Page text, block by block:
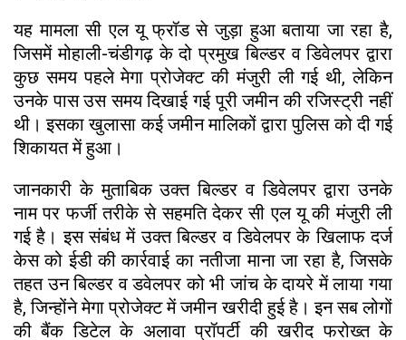
यह मामला सी एल यू फ्रॉड से जुड़ा हुआ बताया जा रहा है,
जिसमें मोहाली-चंडीगढ़ के दो प्रमुख बिल्डर व डिवेलपर द्वारा
कुछ समय पहले मेगा प्रोजेक्ट की मंजुरी ली गई थी, लेकिन
उनके पास उस समय दिखाई गई पूरी जमीन की रजिस्ट्री नहीं
थी। इसका खुलासा कई जमीन मालिकों द्वारा पुलिस को दी गई
शिकायत में हुआ।
जानकारी के मुताबिक उक्त बिल्डर व डिवेलपर द्वारा उनके
नाम पर फर्जी तरीके से सहमति देकर सी एल यू की मंजुरी ली
गई है। इस संबंध में उक्त बिल्डर व डिवेलपर के खिलाफ दर्ज
केस को ईडी की कार्रवाई का नतीजा माना जा रहा है, जिसके
तहत उन बिल्डर व डवेलपर को भी जांच के दायरे में लाया गया
है, जिन्होंने मेगा प्रोजेक्ट में जमीन खरीदी हुई है। इन सब लोगों
की बैंक डिटेल के अलावा प्रॉपर्टी की खरीद फरोख्त के